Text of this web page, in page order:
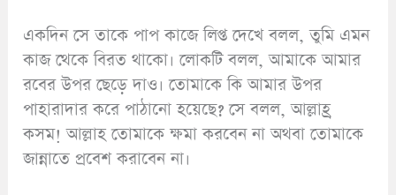
একদিন সে তাকে পাপ কাজে লিপ্ত দেখে বলল, তুমি এমন
কাজ থেকে বিরত থাকো। লোকটি বলল, আমাকে আমার
রবের উপর ছেড়ে দাও। তোমাকে কি আমার উপর
পাহারাদার করে পাঠানো হয়েছে? সে বলল, আল্লাহ্র
কসম! আল্লাহ তোমাকে ক্ষমা করবেন না অথবা তোমাকে
জান্নাতে প্রবেশ করাবেন না।